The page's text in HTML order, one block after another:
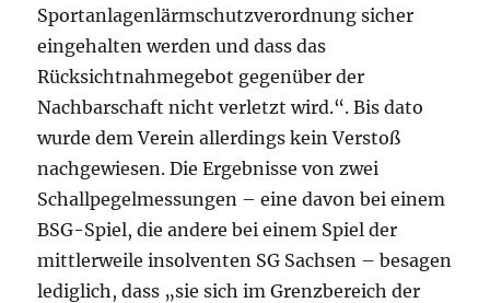
Sportanlagenlärmschutzverordnung sicher
eingehalten werden und dass das
Rücksichtnahmegebot gegenüber der
Nachbarschaft nicht verletzt wird.“. Bis dato
wurde dem Verein allerdings kein Verstoß
nachgewiesen. Die Ergebnisse von zwei
Schallpegelmessungen – eine davon bei einem
BSG-Spiel, die andere bei einem Spiel der
mittlerweile insolventen SG Sachsen – besagen
lediglich, dass „sie sich im Grenzbereich der